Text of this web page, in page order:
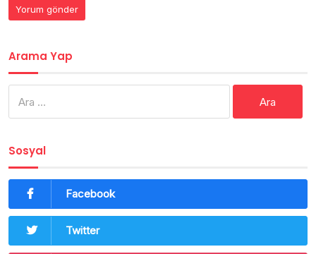
Arama Yap
Sosyal
Facebook
Twitter